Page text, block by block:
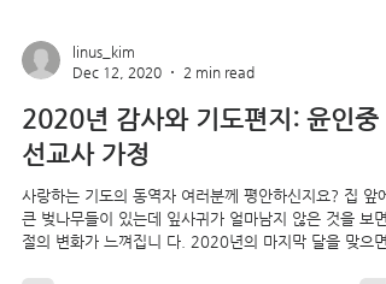
linus_kim
Dec 12, 2020
2020년 감사와 기도편지: 윤인중
선교사 가정